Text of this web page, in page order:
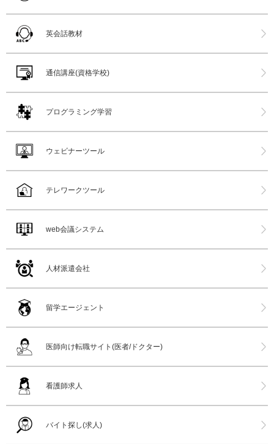
英会話教材
通信講座(資格学校)
プログラミング学習
ウェビナーツール
テレワークツール
web会議システム
人材派遣会社
留学エージェント
医師向け転職サイト(医者/ドクター)
看護師求人
バイト探し(求人)